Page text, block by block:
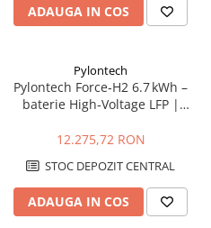
ADAUGA IN COS
Pylontech
Pylontech Force‑H2 6.7 kWh –
baterie High‑Voltage LFP |
Sungrow, Goodwe, Sofar
12.275,72 RON
STOC DEPOZIT CENTRAL
ADAUGA IN COS